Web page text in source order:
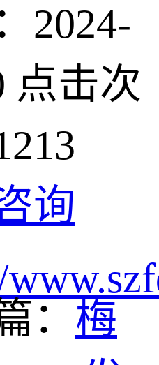
2024-
点击次
询
： 梅